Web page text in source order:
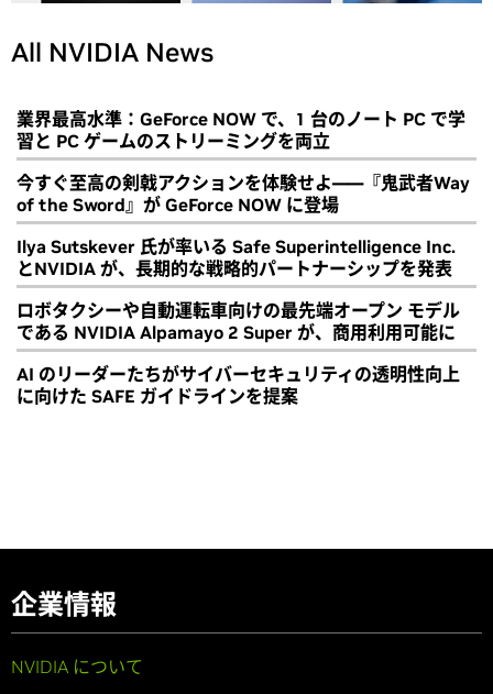
All NVIDIA News
業界最高水準：GeForce NOW で、1 台のノート PC で学
習と PC ゲームのストリーミングを両立
今すぐ至高の剣戟アクションを体験せよ――『鬼武者Way
of the Sword』が GeForce NOW に登場
Ilya Sutskever 氏が率いる Safe Superintelligence Inc.
とNVIDIA が、長期的な戦略的パートナーシップを発表
ロボタクシーや自動運転車向けの最先端オープン モデル
である NVIDIA Alpamayo 2 Super が、商用利用可能に
AI のリーダーたちがサイバーセキュリティの透明性向上
に向けた SAFE ガイドラインを提案
企業情報
NVIDIA について